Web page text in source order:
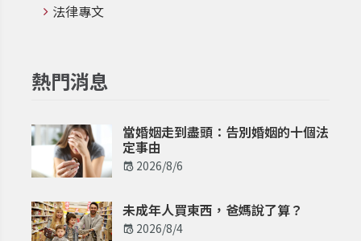
法律專文
熱門消息
當婚姻走到盡頭：告別婚姻的十個法
定事由
2026/8/6
未成年人買東西，爸媽說了算？
2026/8/4